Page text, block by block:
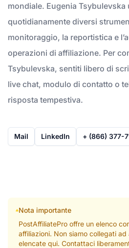
mondiale. Eugenia Tsybulevska
quotidianamente diversi
monitoraggio, la reportistica e
operazioni di affiliazione. Per
Tsybulevska, sentiti libero di
live chat, modulo di contatto o
risposta tempestiva.
Mail LinkedIn + (866) 377-
Nota importante
PostAffiliatePro offre un elenco
affiliazioni. Non siamo collegati
elencate qui. Contattaci